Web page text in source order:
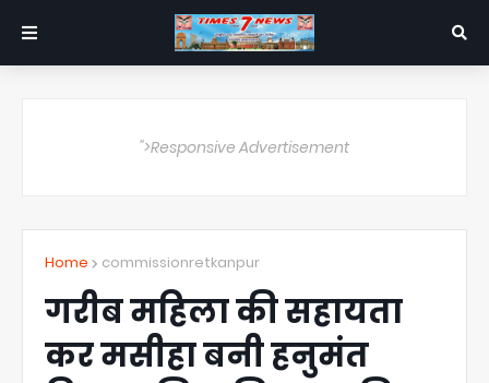
">Responsive Advertisement
Home commissionretkanpur
गरीब महिला की सहायता
कर मसीहा बनी हनुमंत